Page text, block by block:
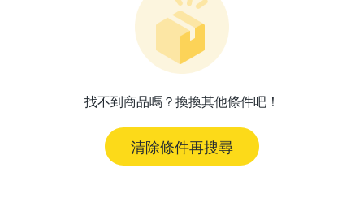
找不到商品嗎？換換其他條件吧！
清除條件再搜尋